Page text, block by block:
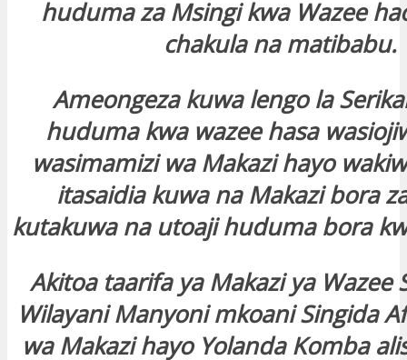
huduma za Msingi kwa Wazee
chakula na matibabu.
Ameongeza kuwa lengo la
huduma kwa wazee hasa
wasimamizi wa Makazi hayo
itasaidia kuwa na Makazi bora
kutakuwa na utoaji huduma bora
Akitoa taarifa ya Makazi ya Wazee
Wilayani Manyoni mkoani Singida
wa Makazi hayo Yolanda Komba